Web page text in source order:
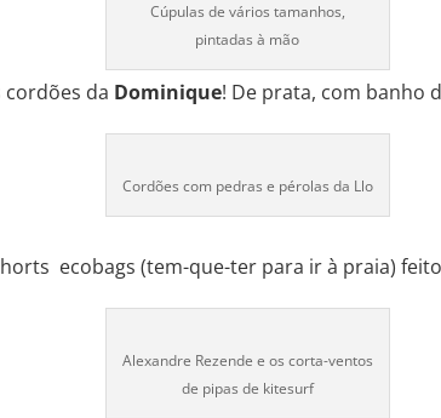
Cúpulas de vários tamanhos,
pintadas à mão
da Dominique! De prata, com banho
Cordões com pedras e pérolas da Llo
ecobags (tem-que-ter para ir à praia)
Alexandre Rezende e os corta-ventos
de pipas de kitesurf